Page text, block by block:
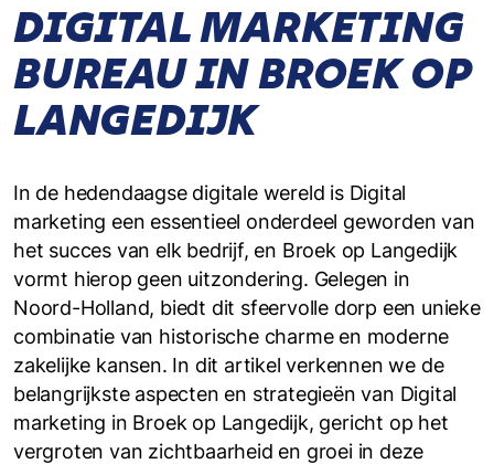
DIGITAL MARKETING
BUREAU IN BROEK OP
LANGEDIJK
In de hedendaagse digitale wereld is Digital
marketing een essentieel onderdeel geworden van
het succes van elk bedrijf, en Broek op Langedijk
vormt hierop geen uitzondering. Gelegen in
Noord-Holland, biedt dit sfeervolle dorp een unieke
combinatie van historische charme en moderne
zakelijke kansen. In dit artikel verkennen we de
belangrijkste aspecten en strategieën van Digital
marketing in Broek op Langedijk, gericht op het
vergroten van zichtbaarheid en groei in deze